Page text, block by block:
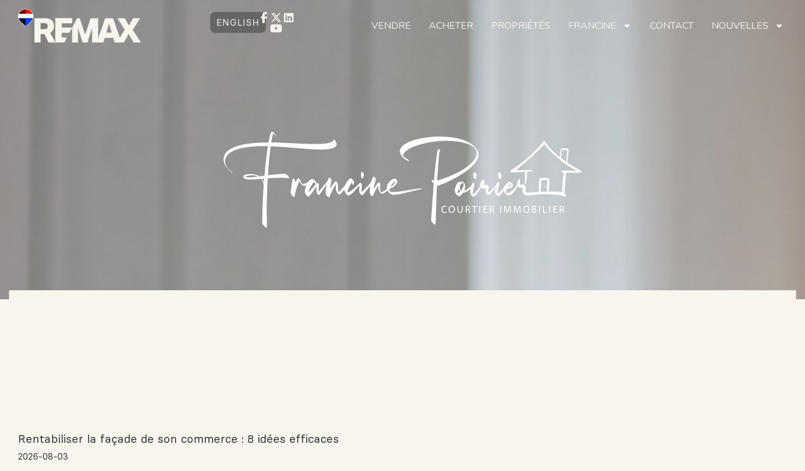
ENGLISH VENDRE ACHETER PROPRIÉTÉS FRANCINE CONTACT NOUVELLES
Rentabiliser la façade de son commerce : 8 idées efficaces
2026-08-03